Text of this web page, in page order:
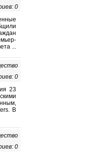
0
...
0
23
В
0